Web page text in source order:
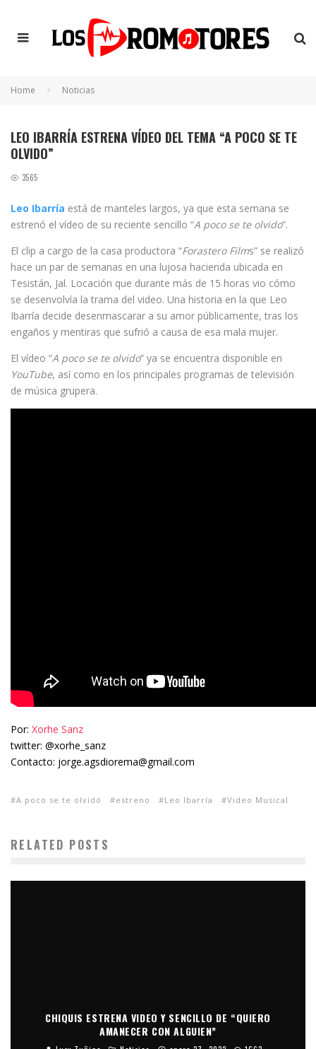
Home Noticias
LEO IBARRÍA ESTRENA VÍDEO DEL TEMA “A POCO SE TE
OLVIDO”
3565
Leo Ibarría está de manteles largos, ya que esta semana se
estrenó el vídeo de su reciente sencillo “A poco se te olvido”.
El clip a cargo de la casa productora “Forastero Films” se realizó
hace un par de semanas en una lujosa hacienda ubicada en
Tesistán, Jal. Locación que durante más de 15 horas vio cómo
se desenvolvía la trama del video. Una historia en la que Leo
Ibarría decide desenmascarar a su amor públicamente, tras los
engaños y mentiras que sufrió a causa de esa mala mujer.
El vídeo “A poco se te olvido” ya se encuentra disponible en
YouTube, así como en los principales programas de televisión
de música grupera.
Por: Xorhe Sanz
twitter: @xorhe_sanz
Contacto: jorge.agsdiorema@gmail.com
A poco se te olvidó estreno Leo Ibarría Video Musical
RELATED POSTS
CHIQUIS ESTRENA VIDEO Y SENCILLO DE “QUIERO
AMANECER CON ALGUIEN”